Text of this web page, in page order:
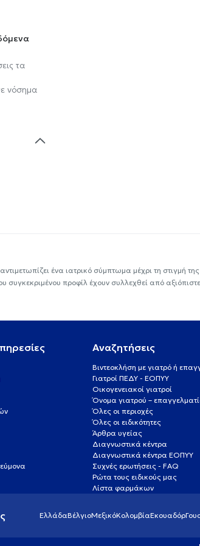
τα
νόσημα
ένα ιατρικό σύμπτωμα μέχρι τη στιγμή της
προφίλ έχουν συλλεχθεί από
Αναζητήσεις
Βιντεοκλήση με γιατρό ή
Γιατροί ΠΕΔΥ - ΕΟΠΥΥ
Οικογενειακοί γιατροί
Όνομα γιατρού –
Όλες οι περιοχές
Όλες οι ειδικότητες
Άρθρα υγείας
Διαγνωστικά κέντρα
Διαγνωστικά κέντρα ΕΟΠΥΥ
Συχνές ερωτήσεις - FAQ
Ρώτα τους ειδικούς μας
Λίστα φαρμάκων
ΕλλάδαΒέλγιοΜεξικόΚολομβίαΕκουαδόρ